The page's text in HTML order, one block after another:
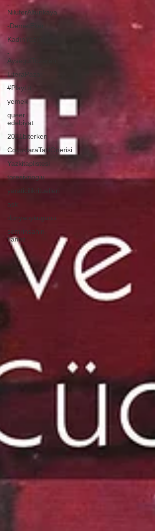
-
NiluferAltunkaya
-DemetEker
KadınYazını
-
AysegulTozeren
LiteraPazar
#PlayLit
yemek
queer
edebiyat
2021biterken
CocuklaraTatilOnerisi
Yazkitaplistesi
toresivrioglu
yaraticilikrituelleri
ask
dunyaoykugunu
semrinsahin-
flanoz